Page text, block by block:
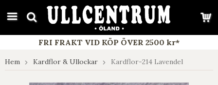
google-site-verification: google7e4b1026db5d9f32.html
FRI FRAKT VID KÖP ÖVER 2500 kr*
Hem Kardflor & Ullockar Kardflor-214 Lavendel